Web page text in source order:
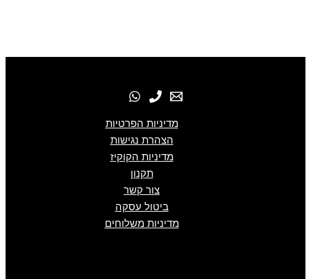
מדיניות הפרטיות
הצהרת נגישות
מדיניות הקוקיז
תקנון
צור קשר
ביטול עסקה
מדיניות משלוחים